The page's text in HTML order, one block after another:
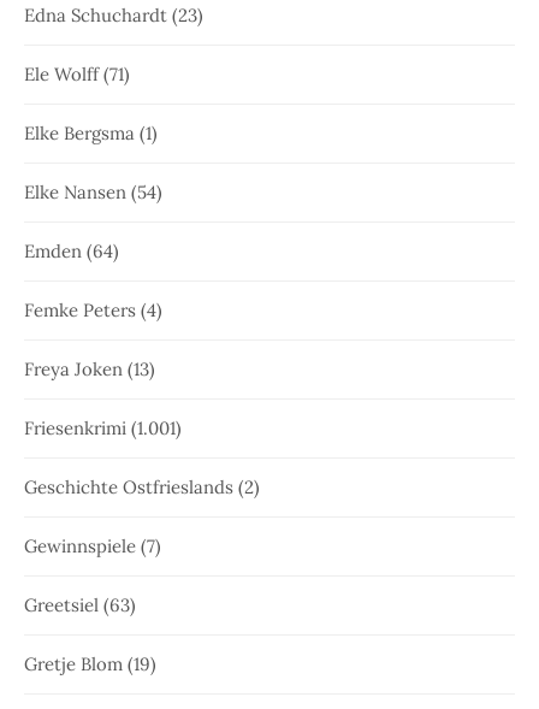
Edna Schuchardt (23)
Ele Wolff(71)
Elke Bergsma (1)
Elke Nansen (54)
Emden (64)
Femke Peters (4)
Freya Joken (13)
Friesenkrimi (1.001)
Geschichte Ostfrieslands (2)
Gewinnspiele (7)
Greetsiel (63)
Gretje Blom (19)